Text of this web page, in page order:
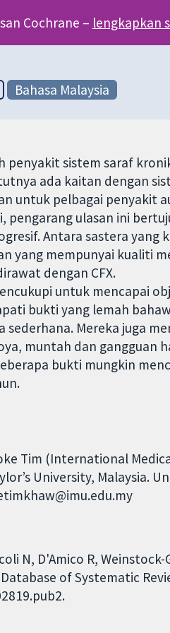
Cochrane – lengkapkan
Bahasa Malaysia
penyakit sistem saraf
ada kaitan dengan
untuk pelbagai penyakit
pengarang ulasan ini
Antara sastera yang
yang mempunyai kualiti
dengan CFX.
untuk mencapai
bukti yang lemah
sederhana. Mereka juga
muntah dan gangguan
bukti mungkin
Tim (International
University, Malaysia.
N, D'Amico R,
of Systematic